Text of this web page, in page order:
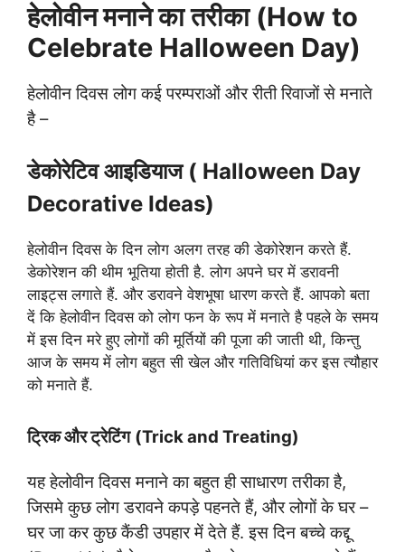
हेलोवीन मनाने का तरीका (How to
Celebrate Halloween Day)
हेलोवीन दिवस लोग कई परम्पराओं और रीती रिवाजों से मनाते
है –
डेकोरेटिव आइडियाज ( Halloween Day
Decorative Ideas)
हेलोवीन दिवस के दिन लोग अलग तरह की डेकोरेशन करते हैं.
डेकोरेशन की थीम भूतिया होती है. लोग अपने घर में डरावनी
लाइट्स लगाते हैं. और डरावने वेशभूषा धारण करते हैं. आपको बता
दें कि हेलोवीन दिवस को लोग फन के रूप में मनाते है पहले के समय
में इस दिन मरे हुए लोगों की मूर्तियों की पूजा की जाती थी, किन्तु
आज के समय में लोग बहुत सी खेल और गतिविधियां कर इस त्यौहार
को मनाते हैं.
ट्रिक और ट्रेटिंग (Trick and Treating)
यह हेलोवीन दिवस मनाने का बहुत ही साधारण तरीका है,
जिसमे कुछ लोग डरावने कपड़े पहनते हैं, और लोगों के घर –
घर जा कर कुछ कैंडी उपहार में देते हैं. इस दिन बच्चे कद्दू